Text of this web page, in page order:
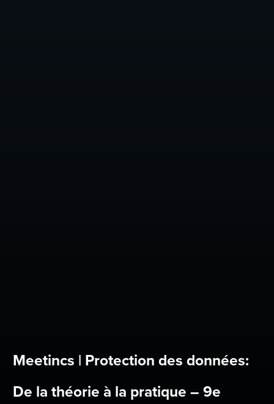
Meetincs | Protection des données:
De la théorie à la pratique – 9e